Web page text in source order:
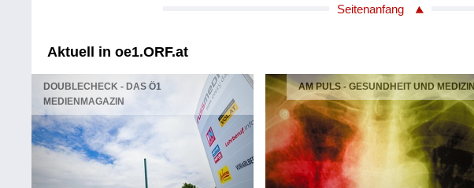
Seitenanfang
Aktuell in oe1.ORF.at
DOUBLECHECK - DAS Ö1
MEDIENMAGAZIN
AM PULS - GESUNDHEIT UND MEDIZIN